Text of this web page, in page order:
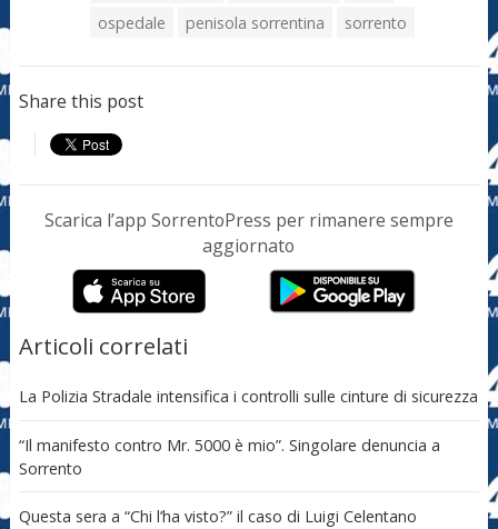
ospedale
penisola sorrentina sorrento
Share this post
Scarica l’app SorrentoPress per rimanere sempre
aggiornato
Articoli correlati
La Polizia Stradale intensifica i controlli sulle cinture di sicurezza
“Il manifesto contro Mr. 5000 è mio”. Singolare denuncia a
Sorrento
Questa sera a “Chi l’ha visto?” il caso di Luigi Celentano